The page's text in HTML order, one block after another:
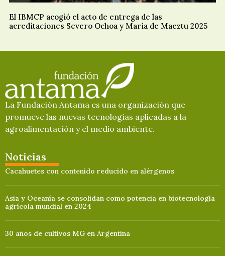
El IBMCP acogió el acto de entrega de las
acreditaciones Severo Ochoa y María de Maeztu 2025
La Fundación Antama es una organización que
promueve las nuevas tecnologías aplicadas a la
agroalimentación y el medio ambiente.
Noticias
Cacahuetes con contenido reducido en alérgenos
Asia y Oceanía se consolidan como potencia en biotecnología
agrícola mundial en 2024
30 años de cultivos MG en Argentina